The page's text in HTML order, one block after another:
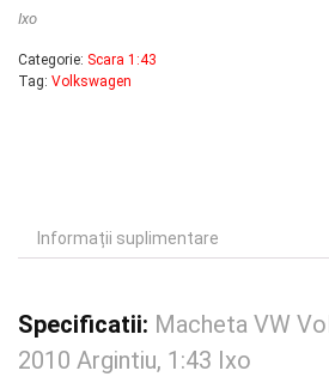
Ixo
Categorie: Scara 1:43
Tag: Volkswagen
Informații suplimentare
Specificatii: Macheta VW
2010 Argintiu, 1:43 Ixo